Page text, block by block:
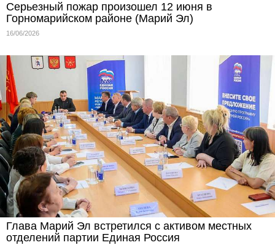
Серьезный пожар произошел 12 июня в
Горномарийском районе (Марий Эл)
16/06/2026
Глава Марий Эл встретился с активом местных
отделений партии Единая Россия